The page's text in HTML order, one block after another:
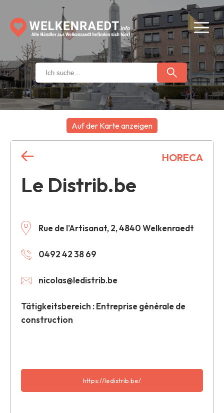
Auf der Karte anzeigen
Le Distrib.be
Rue de l'Artisanat, 2, 4840 Welkenraedt
0492 42 38 69
nicolas@ledistrib.be
Tätigkeitsbereich : Entreprise générale de
construction
HORECA
https://ledistrib.be/
+
−